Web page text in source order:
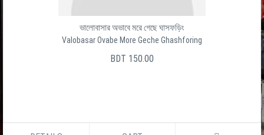
ভালোবাসার অভাবে মরে গেছে ঘাসফড়িং
Valobasar Ovabe More Geche Ghashforing
BDT 150.00